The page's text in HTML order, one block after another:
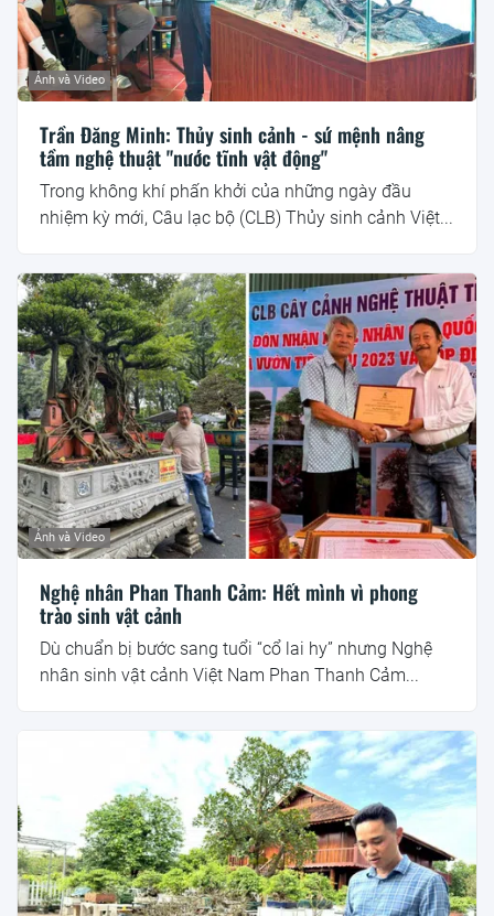
Ảnh và Video
Trần Đăng Minh: Thủy sinh cảnh - sứ mệnh nâng
tầm nghệ thuật "nước tĩnh vật động"
Trong không khí phấn khởi của những ngày đầu
nhiệm kỳ mới, Câu lạc bộ (CLB) Thủy sinh cảnh Việt...
Ảnh và Video
Nghệ nhân Phan Thanh Cảm: Hết mình vì phong
trào sinh vật cảnh
Dù chuẩn bị bước sang tuổi “cổ lai hy” nhưng Nghệ
nhân sinh vật cảnh Việt Nam Phan Thanh Cảm...